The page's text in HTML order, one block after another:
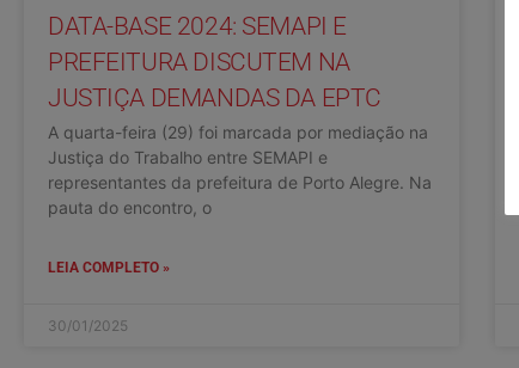
DATA-BASE 2024: SEMAPI E
PREFEITURA DISCUTEM NA
JUSTIÇA DEMANDAS DA EPTC
A quarta-feira (29) foi marcada por mediação na
Justiça do Trabalho entre SEMAPI e
representantes da prefeitura de Porto Alegre. Na
pauta do encontro, o
LEIA COMPLETO »
30/01/2025